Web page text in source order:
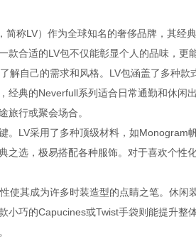
简称LV）作为全球知名的奢侈品牌，其经
款合适的LV包不仅能彰显个人的品味，更
解自己的需求和风格。LV包涵盖了多种
经典的Neverfull系列适合日常通勤和休
旅行或聚会场合。
。LV采用了多种顶级材料，如
之选，极易搭配各种服饰。对于喜欢个性
使其成为许多时装造型的点睛之笔。休
小巧的Capucines或Twist手袋则能提升